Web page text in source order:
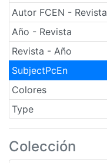
Autor FCEN - Revista
Año - Revista
Revista - Año
SubjectPcEn
Colores
Type
Colección